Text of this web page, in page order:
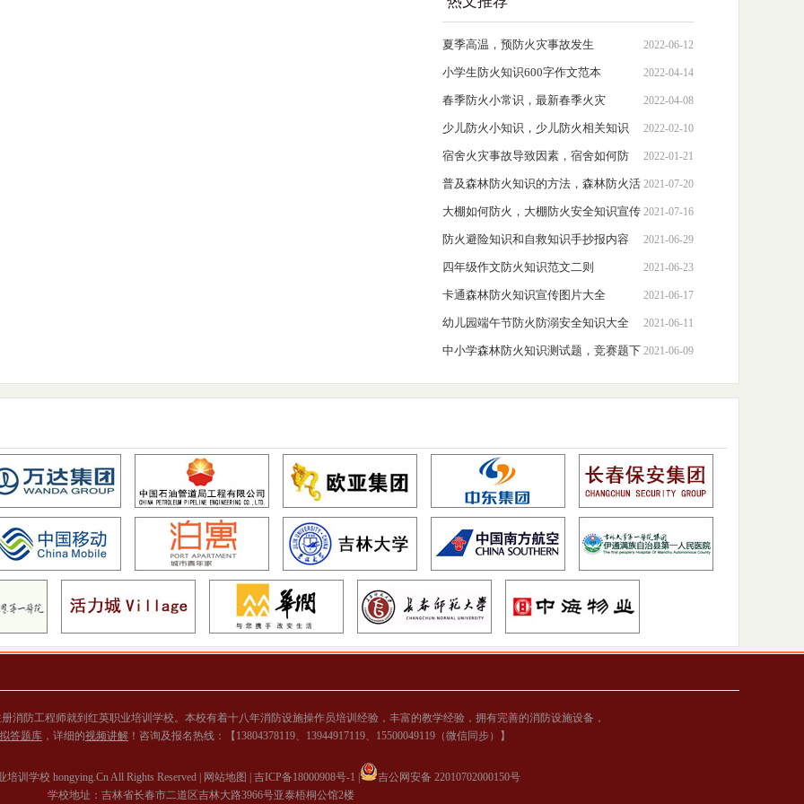
2022-06-12
夏季高温，预防火灾事故发生
2022-04-14
小学生防火知识600字作文范本
2022-04-08
春季防火小常识，最新春季火灾
2022-02-10
少儿防火小知识，少儿防火相关知识
2022-01-21
宿舍火灾事故导致因素，宿舍如何防
火?
2021-07-20
普及森林防火知识的方法，森林防火活
动建议心得体会
2021-07-16
大棚如何防火，大棚防火安全知识宣传
2021-06-29
防火避险知识和自救知识手抄报内容
2021-06-23
四年级作文防火知识范文二则
2021-06-17
卡通森林防火知识宣传图片大全
2021-06-11
幼儿园端午节防火防溺安全知识大全
2021-06-09
中小学森林防火知识测试题，竞赛题下
消防工程师就到红英职业培训学校。本校有着十八年消防设施操作员培训经验，丰富的教学经验，拥有完善的消防设施设备，
答题库 ，详细的视频讲解 ！咨询及报名热线：【13804378119、13944917119、15500049119（微信同步）】
训学校 hongying.Cn All Rights Reserved | 网站地图 | 吉ICP备18000908号-1 |
吉公网安备 22010702000150号
学校地址：吉林省长春市二道区吉林大路3966号亚泰梧桐公馆2楼